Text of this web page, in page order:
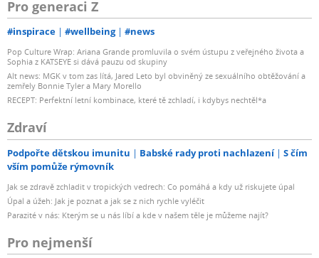
Pro generaci Z
#inspirace #wellbeing #news
Pop Culture Wrap: Ariana Grande promluvila o svém ústupu z veřejného života a
Sophia z KATSEYE si dává pauzu od skupiny
Alt news: MGK v tom zas lítá, Jared Leto byl obviněný ze sexuálního obtěžování a
zemřely Bonnie Tyler a Mary Morello
RECEPT: Perfektní letní kombinace, které tě zchladí, i kdybys nechtěl*a
Zdraví
Podpořte dětskou imunitu Babské rady proti nachlazení
S čím
vším pomůže rýmovník
Jak se zdravě zchladit v tropických vedrech: Co pomáhá a kdy už riskujete úpal
Úpal a úžeh: Jak je poznat a jak se z nich rychle vyléčit
Parazité v nás: Kterým se u nás líbí a kde v našem těle je můžeme najít?
Pro nejmenší